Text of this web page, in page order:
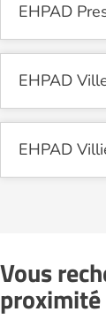
EHPAD
EHPAD
EHPAD
Vous